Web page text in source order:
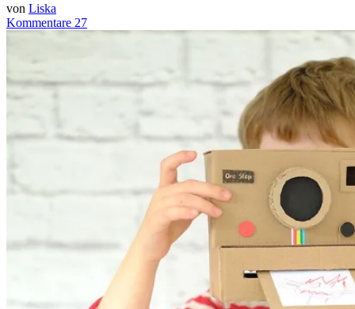
von Liska
Kommentare 27